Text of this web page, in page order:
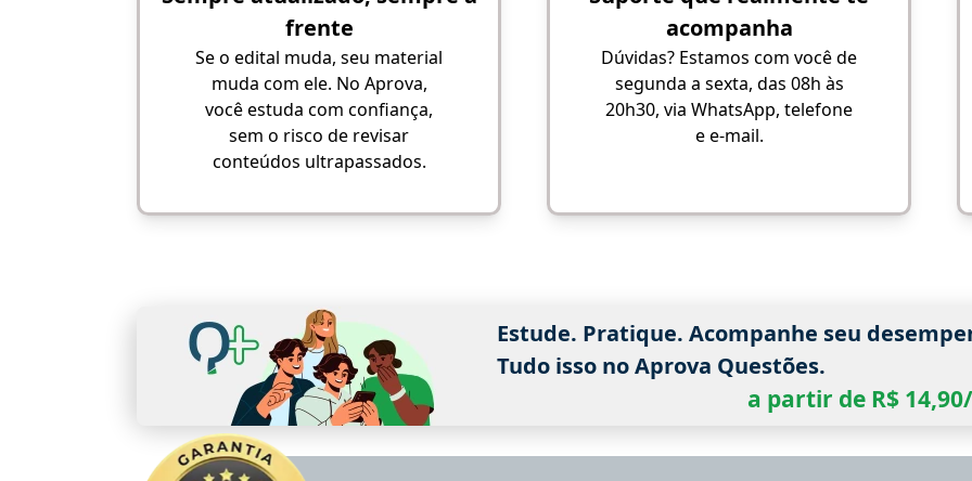
frente
Se o edital muda, seu material
muda com ele. No Aprova,
você estuda com confiança,
sem o risco de revisar
conteúdos ultrapassados.
acompanha
Dúvidas? Estamos com você de
segunda a sexta, das 08h às
20h30, via WhatsApp, telefone
e e-mail.
Estude. Pratique. Acompanhe seu
Tudo isso no Aprova Questões.
a partir de R$